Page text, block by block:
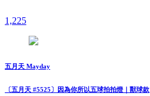
1,225
五月天 Mayday
〔五月天 #5525〕因為你所以五球拍拍燈｜獸球款